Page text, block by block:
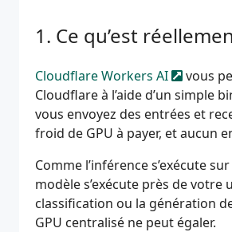
Ce qu’est
Cloudflare Workers AI
vous
Cloudflare à l’aide d’un simple
vous envoyez des entrées et
froid de GPU à payer, et aucun
Comme l’inférence s’exécute
modèle s’exécute près de
classification ou la génération
GPU centralisé ne peut égaler.